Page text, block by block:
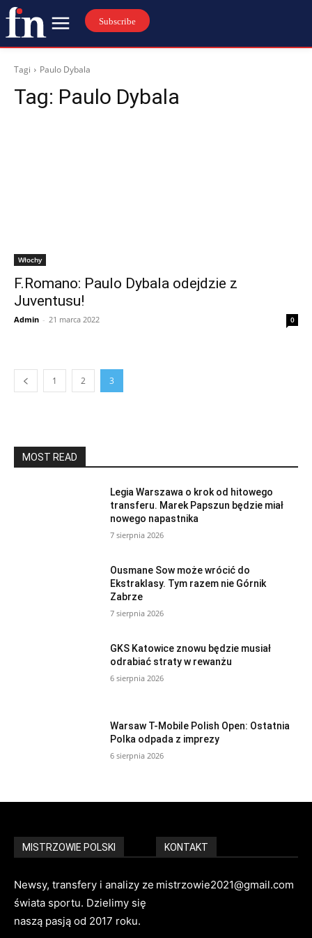
Subscribe
Tagi Paulo Dybala
Tag: Paulo Dybala
Włochy
F.Romano: Paulo Dybala odejdzie z
Juventusu!
Admin - 21 marca 2022 0
1 2 3
MOST READ
Legia Warszawa o krok od hitowego
transferu. Marek Papszun będzie miał
nowego napastnika
7 sierpnia 2026
Ousmane Sow może wrócić do
Ekstraklasy. Tym razem nie Górnik
Zabrze
7 sierpnia 2026
GKS Katowice znowu będzie musiał
odrabiać straty w rewanżu
6 sierpnia 2026
Warsaw T-Mobile Polish Open: Ostatnia
Polka odpada z imprezy
6 sierpnia 2026
MISTRZOWIE POLSKI
Newsy, transfery i analizy ze
świata sportu. Dzielimy się
naszą pasją od 2017 roku.
KONTAKT
mistrzowie2021@gmail.com